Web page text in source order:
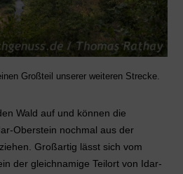
Großteil unserer weiteren Strecke.
Wald auf und können die
Oberstein nochmal aus der
Großartig lässt sich vom
der gleichnamige Teilort von Idar-